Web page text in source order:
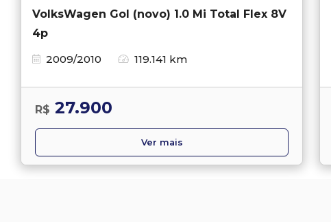
VolksWagen Gol (novo) 1.0 Mi Total Flex 8V
4p
2009/2010
119.141 km
R$ 27.900
Ver mais